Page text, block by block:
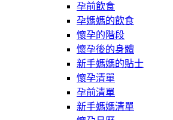
孕前飲食
孕媽媽的飲食
懷孕的階段
懷孕後的身體
新手媽媽的貼士
懷孕清單
孕前清單
新手媽媽清單